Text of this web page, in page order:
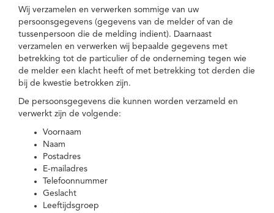
Wij verzamelen en verwerken sommige van uw
persoonsgegevens (gegevens van de melder of van de
tussenpersoon die de melding indient). Daarnaast
verzamelen en verwerken wij bepaalde gegevens met
betrekking tot de particulier of de onderneming tegen wie
de melder een klacht heeft of met betrekking tot derden die
bij de kwestie betrokken zijn.
De persoonsgegevens die kunnen worden verzameld en
verwerkt zijn de volgende:
Voornaam
Naam
Postadres
E-mailadres
Telefoonnummer
Geslacht
Leeftijdsgroep